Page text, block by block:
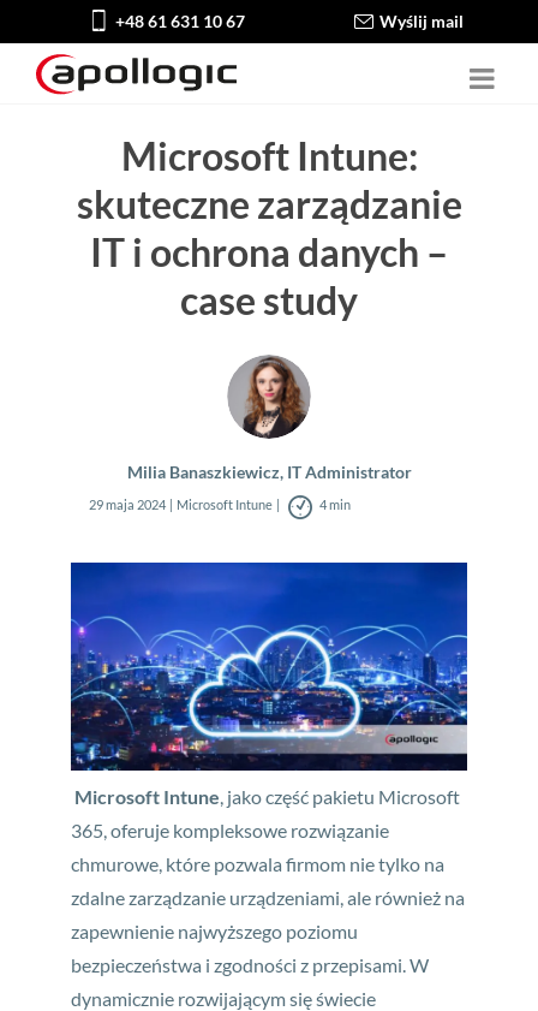
+48 61 631 10 67 Wyślij mail
Microsoft Intune:
skuteczne zarządzanie
IT i ochrona danych –
case study
Milia Banaszkiewicz, IT Administrator
29 maja 2024 Microsoft Intune 4 min
Microsoft Intune , jako część pakietu Microsoft
365, oferuje kompleksowe rozwiązanie
chmurowe, które pozwala firmom nie tylko na
zdalne zarządzanie urządzeniami, ale również na
zapewnienie najwyższego poziomu
bezpieczeństwa i zgodności z przepisami. W
dynamicznie rozwijającym się świecie